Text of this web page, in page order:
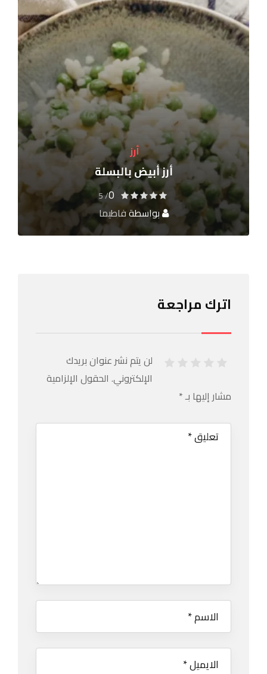
أرز
أرز أبيض بالبسلة
0
/ 5
بواسطةفاطيما
اترك مراجعة
لن يتم نشر عنوان بريدك
الإلكتروني. الحقول الإلزامية
مشار إليها بـ *